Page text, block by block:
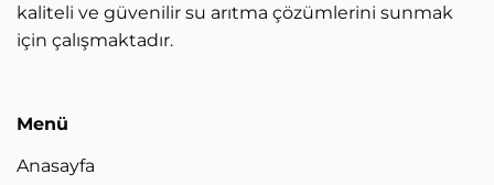
kaliteli ve güvenilir su arıtma çözümlerini sunmak
için çalışmaktadır.
Menü
Anasayfa